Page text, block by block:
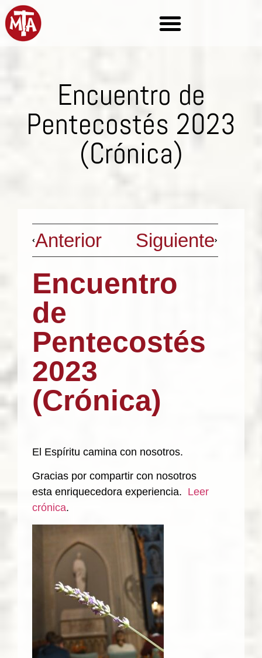
Encuentro de
Pentecostés 2023
(Crónica)
Anterior Siguiente
Encuentro
de
Pentecostés
2023
(Crónica)
El Espíritu camina con nosotros.
Gracias por compartir con nosotros
esta enriquecedora experiencia. Leer
crónica.